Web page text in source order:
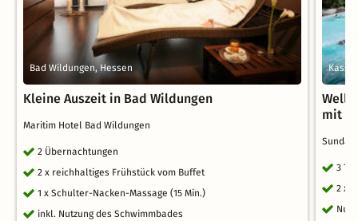
Bad Wildungen, Hessen
Kleine Auszeit in Bad Wildungen
Maritim Hotel Bad Wildungen
2 Übernachtungen
2 x reichhaltiges Frühstück vom Buffet
1 x Schulter-Nacken-Massage (15 Min.)
inkl. Nutzung des Schwimmbades
mit
3
2 x